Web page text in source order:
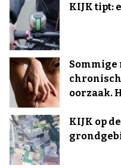
KIJK tipt:
Sommige
oorzaak.
KIJK op